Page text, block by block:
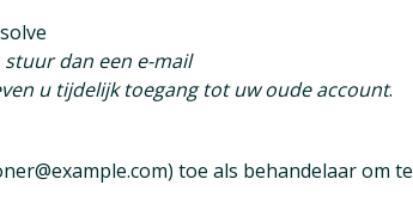
dan een e-mail
u tijdelijk toegang tot uw oude account.
toe als behandelaar om te